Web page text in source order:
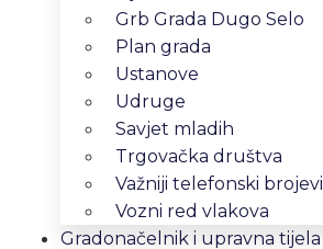
Grb Grada Dugo Selo
Plan grada
Ustanove
Udruge
Savjet mladih
Trgovačka društva
Važniji telefonski brojevi
Vozni red vlakova
Gradonačelnik i upravna tijela